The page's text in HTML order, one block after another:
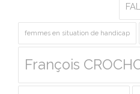
femmes en situation de handicap
François